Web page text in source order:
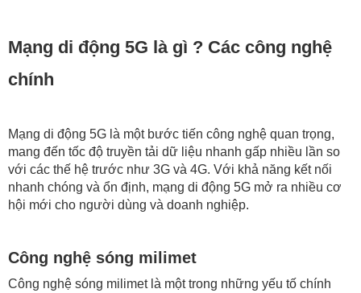
Mạng di động 5G là gì ? Các công nghệ
chính
Mạng di động 5G là một bước tiến công nghệ quan trọng,
mang đến tốc độ truyền tải dữ liệu nhanh gấp nhiều lần so
với các thế hệ trước như 3G và 4G. Với khả năng kết nối
nhanh chóng và ổn định, mạng di động 5G mở ra nhiều cơ
hội mới cho người dùng và doanh nghiệp.
Công nghệ sóng milimet
Công nghệ sóng milimet là một trong những yếu tố chính